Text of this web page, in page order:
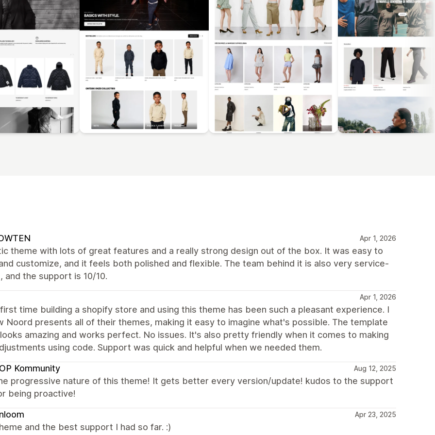
Apr 1, 2026
theme with lots of great features and a really strong design out of the box. It was easy to
customize, and it feels both polished and flexible. The team behind it is also very service-
and the support is 10/10.
Apr 1, 2026
time building a shopify store and using this theme has been such a pleasant experience. I
Noord presents all of their themes, making it easy to imagine what's possible. The template
amazing and works perfect. No issues. It's also pretty friendly when it comes to making
using code. Support was quick and helpful when we needed them.
Kommunity Aug 12, 2025
progressive nature of this theme! It gets better every version/update! kudos to the support
being proactive!
Apr 23, 2025
and the best support I had so far. :)